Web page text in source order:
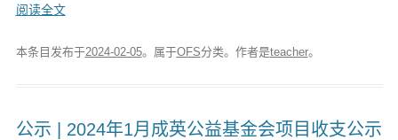
阅读全文
本条目发布于2024-02-05。属于OFS分类。 作者是teacher。
公示 | 2024年1月成英公益基金会项目收支公示